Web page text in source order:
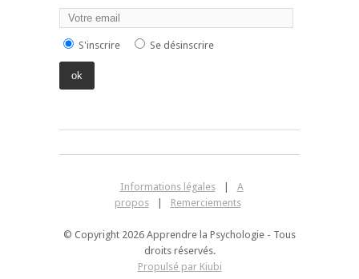
S'inscrire Se désinscrire
Informations légales
A
propos
Remerciements
© Copyright 2026 Apprendre la Psychologie - Tous
droits réservés.
Propulsé par Kiubi